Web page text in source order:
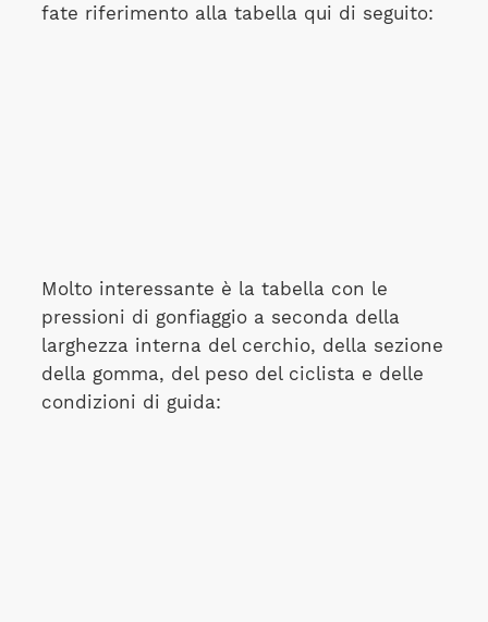
fate riferimento alla tabella qui di seguito:
Molto interessante è la tabella con le
pressioni di gonfiaggio a seconda della
larghezza interna del cerchio, della sezione
della gomma, del peso del ciclista e delle
condizioni di guida: